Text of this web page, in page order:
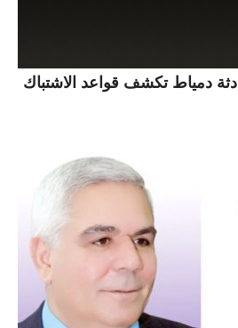
دمياط تكشف قواعد الاشتباك